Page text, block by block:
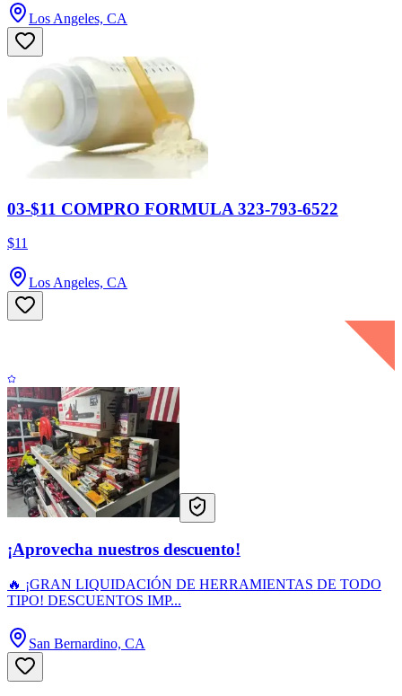
Los Angeles, CA
03-$11 COMPRO FORMULA 323-793-6522
$11
Los Angeles, CA
¡Aprovecha nuestros descuento!
🔥 ¡GRAN LIQUIDACIÓN DE HERRAMIENTAS DE TODO
TIPO! DESCUENTOS IMP...
San Bernardino, CA